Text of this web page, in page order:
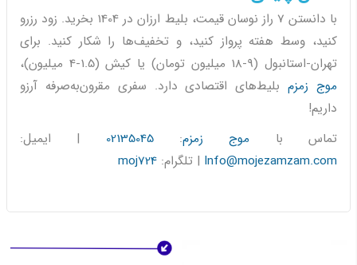
با دانستن 7 راز نوسان قیمت، بلیط ارزان در 1404 بخرید. زود رزرو
کنید، وسط هفته پرواز کنید، و تخفیف‌ها را شکار کنید. برای
تهران-استانبول (9-18 میلیون تومان) یا کیش (1.5-4 میلیون)،
موج زمزمبلیط‌های اقتصادی دارد. سفری مقرون‌به‌صرفه آرزو
داریم!
تماس با موج زمزم:
02135045 | ایمیل:
Info@mojezamzam.com | تلگرام: moj724